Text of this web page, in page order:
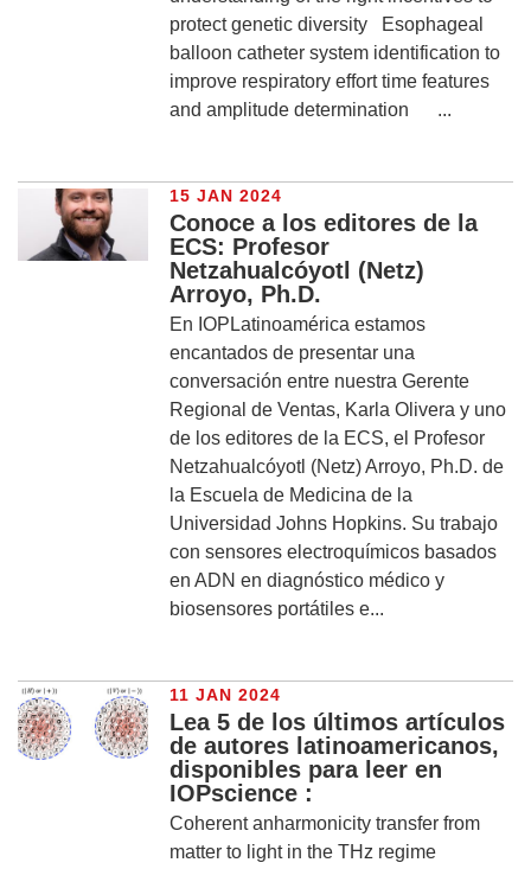
protect genetic diversity Esophageal
balloon catheter system identification to
improve respiratory effort time features
and amplitude determination ...
15 JAN 2024
Conoce a los editores de la
ECS: Profesor
Netzahualcóyotl (Netz)
Arroyo, Ph.D.
En IOPLatinoamérica estamos
encantados de presentar una
conversación entre nuestra Gerente
Regional de Ventas, Karla Olivera y uno
de los editores de la ECS, el Profesor
Netzahualcóyotl (Netz) Arroyo, Ph.D. de
la Escuela de Medicina de la
Universidad Johns Hopkins. Su trabajo
con sensores electroquímicos basados
en ADN en diagnóstico médico y
biosensores portátiles e...
11 JAN 2024
Lea 5 de los últimos artículos
de autores latinoamericanos,
disponibles para leer en
IOPscience :
Coherent anharmonicity transfer from
matter to light in the THz regime